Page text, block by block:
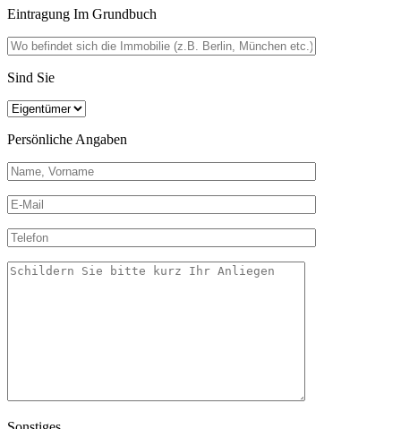
Eintragung Im Grundbuch
Sind Sie
Persönliche Angaben